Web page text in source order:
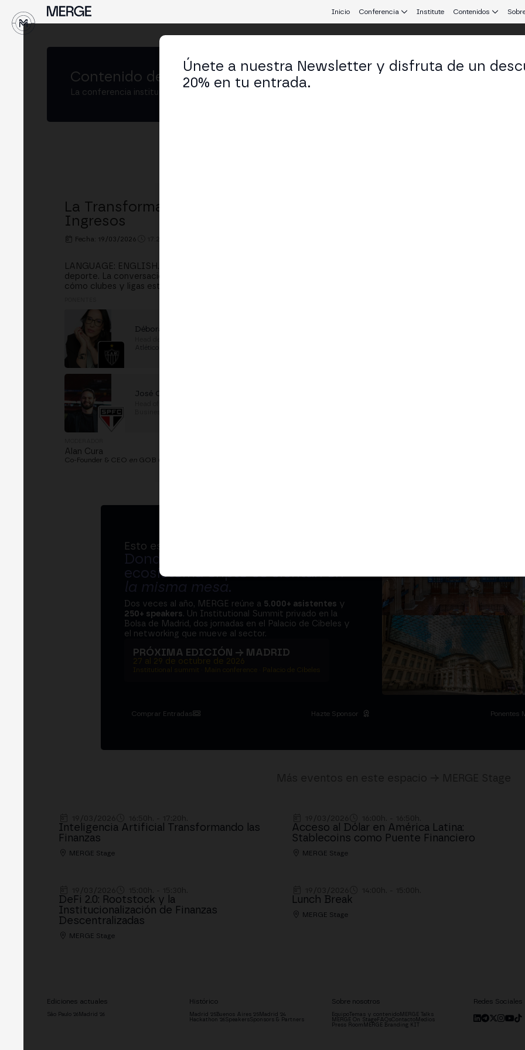
Inicio Conferencia Institute Contenidos
Contenido de MERGE São Paulo
La conferencia institucional de cripto y Web3 que conecta Europa y Latinoamérica.
La Transformación Digital del Deporte: De los Fans a Nuevos
Ingresos
Fecha: 19/03/2026
LANGUAGE: ENGLISH. Esta sesión analizará cómo los activos digitales y la tecnología blockchain están
deporte. La conversación abordará nuevos modelos de engagement con los fans, experiencias tokenizadas,
cómo clubes y ligas están generando nuevas fuentes de ingresos a través de la innovación Web3.
Débora Saldanha
Atlético Mineiro
José Oliver
Alan Cura
Co-Founder & CEO en GOB (Guardian of the Ball)
Esto es MERGE
Donde bancos, reguladores y el
ecosistema cripto se sientan en
la misma mesa.
Dos veces al año, MERGE reúne a 5.000+ asistentes y
250+ speakers. Un Institutional Summit privado en la
Bolsa de Madrid, dos jornadas en el Palacio de Cibeles y
el networking que mueve al sector.
PRÓXIMA EDICIÓN → MADRID
27 al 29 de octubre de 2026
Institutional summit · Main conference · Palacio de Cibeles
Comprar Entradas Hazte Sponsor Ponentes
Inteligencia Artificial Transformando las
Finanzas
MERGE Stage
Acceso al Dólar en América Latina:
Stablecoins como Puente Financiero
MERGE Stage
DeFi 2.0: Rootstock y la
Institucionalización de Finanzas
Descentralizadas
MERGE Stage
Lunch Break
MERGE Stage
Ediciones actuales
São Paulo '26 Madrid '26
Histórico
Madrid '25Buenos Aires '25Madrid '24
Hackathon '26 SpeakersSponsors & Partners
Sobre nosotros
EquipoTemas y contenidoMERGE Talks
MERGE On StageFAQsContactoMedios
Press Room MERGE Branding KIT
Redes Sociales
Únete a nuestra Newsletter y disfruta de un
20% en tu entrada.